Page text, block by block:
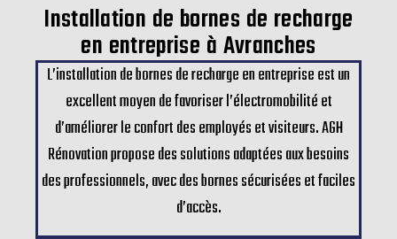
Installation de bornes de recharge
en entreprise à Avranches
L’installation de bornes de recharge en entreprise est un
excellent moyen de favoriser l’électromobilité et
d’améliorer le confort des employés et visiteurs. AGH
Rénovation propose des solutions adaptées aux besoins
des professionnels, avec des bornes sécurisées et faciles
d’accès.